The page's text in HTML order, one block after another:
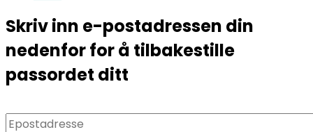
Skriv inn e-postadressen din
nedenfor for å tilbakestille
passordet ditt